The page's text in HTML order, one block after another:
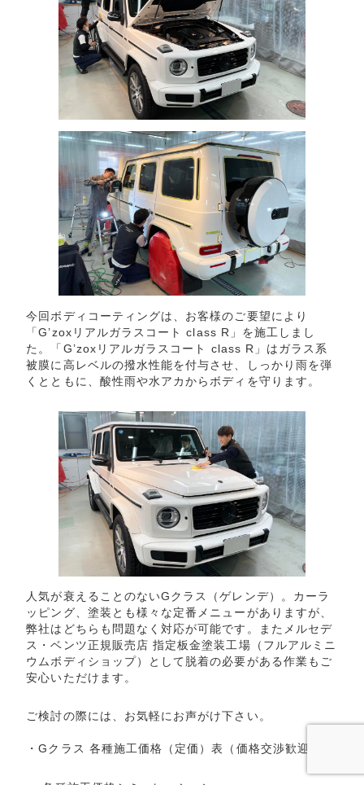
今回ボディコーティングは、お客様のご要望により
「G’zoxリアルガラスコート class R」を施工しまし
た。「G’zoxリアルガラスコート class R」はガラス系
被膜に高レベルの撥水性能を付与させ、しっかり雨を弾
くとともに、酸性雨や水アカからボディを守ります。
人気が衰えることのないGクラス（ゲレンデ）。カーラ
ッピング、塗装とも様々な定番メニューがありますが、
弊社はどちらも問題なく対応が可能です。またメルセデ
ス・ベンツ正規販売店 指定板金塗装工場（フルアルミニ
ウムボディショップ）として脱着の必要がある作業もご
安心いただけます。
ご検討の際には、お気軽にお声がけ下さい。
・Gクラス 各種施工価格（定価）表 （価格交渉歓迎）